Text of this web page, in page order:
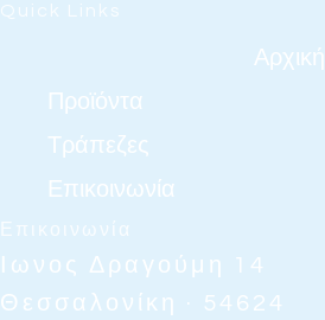
Quick Links
Αρχική
Προϊόντα
Τράπεζες
Επικοινωνία
Επικοινωνία
Ιωνος Δραγούμη 14
Θεσσαλονίκη · 54624